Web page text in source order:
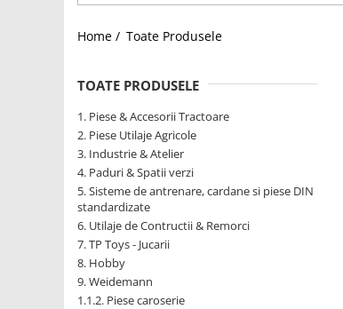
Tiranti si accesorii
1.3. Scaune & Accesorii
1.3.1. Scaune
1.4.1. Pompe hidraulice
1.4.2. Joystick
Home / Toate Produsele
TOATE PRODUSELE
1. Piese & Accesorii Tractoare
2. Piese Utilaje Agricole
3. Industrie & Atelier
4. Paduri & Spatii verzi
5. Sisteme de antrenare, cardane si piese DIN
standardizate
6. Utilaje de Contructii & Remorci
7. TP Toys - Jucarii
8. Hobby
9. Weidemann
1.1.2. Piese caroserie